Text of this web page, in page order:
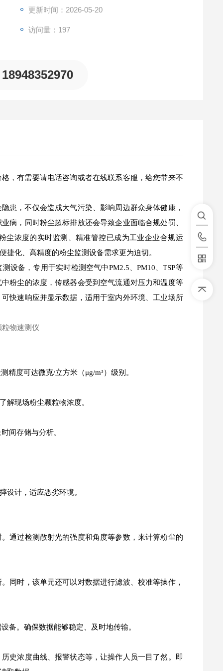
更新时间：2026-05-20
访问量：197
18948352970
，有需要请电话咨询或者在线联系客服，给您带来不
患，不仅会造成大气污染、影响周边群众身体健康，
病，同时粉尘超标排放还会导致企业面临合规处罚、
尘浓度的实时监测、精准管控已成为工业企业合规运
化、高精度的粉尘监测设备需求更为迫切。
设备，专用于实时检测空气中PM2.5、PM10、TSP等
粉尘的浓度，传感器会受到空气流通对压力和温度等
快速响应并显示数据，适用于室内外环境、工业场所
精度可达微克/立方米（μg/m³）级别。
解现场粉尘颗粒物浓度。
间存储与分析。
设计，适应恶劣环境。
通过检测散射光的强度和角度等参数，来计算粉尘的
同时，该单元还可以对数据进行滤波、校准等操作，
备。确保数据能够稳定、及时地传输。
史浓度曲线、报警状态等，让操作人员一目了然。即